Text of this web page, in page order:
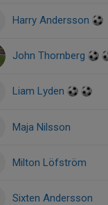
Harry Andersson
John Thornberg
Liam Lyden
Maja Nilsson
Milton Löfström
Sixten Andersson